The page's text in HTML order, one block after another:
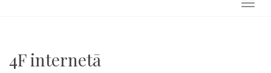
4F internetā